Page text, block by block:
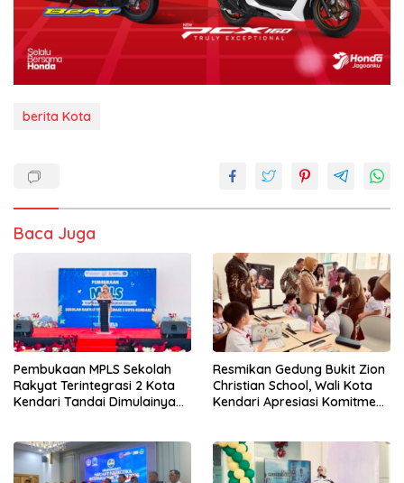
berita Kota
Baca Juga
Pembukaan MPLS Sekolah
Rakyat Terintegrasi 2 Kota
Kendari Tandai Dimulainya
Resmikan Gedung Bukit Zion
Christian School, Wali Kota
Kendari Apresiasi Komitmen